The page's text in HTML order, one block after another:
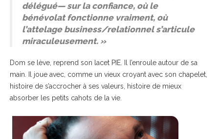
délégué— sur la confiance, où le
bénévolat fonctionne vraiment, où
l’attelage business/relationnel s’articule
miraculeusement. »
Dom se lève, reprend son lacet PIE. Il l’enroule autour de sa
main. Il joue avec, comme un vieux croyant avec son chapelet,
histoire de s’accrocher à ses valeurs, histoire de mieux
absorber les petits cahots de la vie.